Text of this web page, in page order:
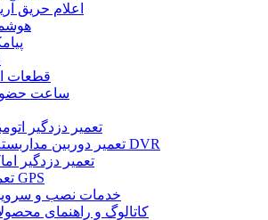
اعلام حریق
قطعات
ساعت
تعمیر دزدگیر
تعمیر دوربین مداربسته و DVR
تعمیر دزدگیر
تعمیر GPS
خدمات نصب و
کاتالوگ و راهنمای